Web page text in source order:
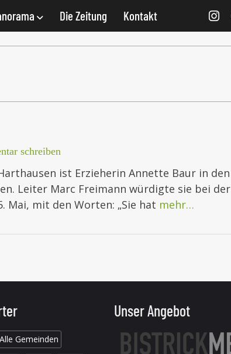
Die Zeitung Kontakt
schreiben
ist Erzieherin Annette Baur in den
Leiter Marc Freimann würdigte sie bei der
Mai, mit den Worten: „Sie hat mehr…
Alle Gemeinden
Unser Angebot